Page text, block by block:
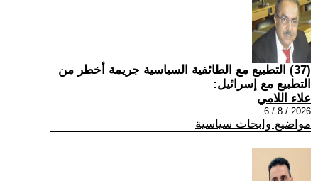
(37) التطبيع مع الطائفية السياسية جريمة أخطر من
التطبيع مع إسرائيل:
علاء اللامي
2026 / 8 / 6
مواضيع وابحاث سياسية